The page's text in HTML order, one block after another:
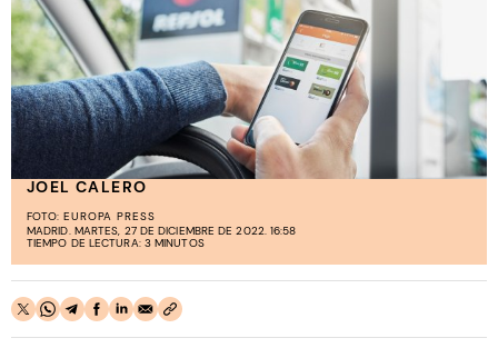
JOEL CALERO
FOTO: EUROPA PRESS
MADRID. MARTES, 27 DE DICIEMBRE DE 2022. 16:58
TIEMPO DE LECTURA: 3 MINUTOS